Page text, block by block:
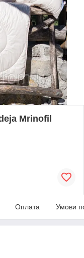
Mrinofil
Оплата Умови